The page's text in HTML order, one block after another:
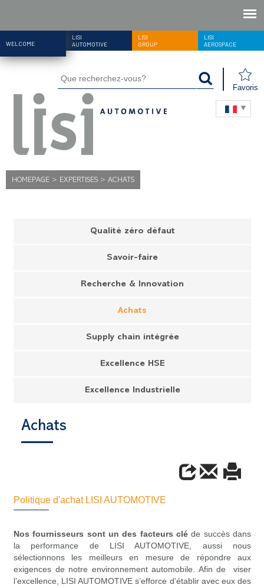
WELCOME
LISI
AUTOMOTIVE
LISI
GROUP
LISI
AEROSPACE
Favoris
HOMEPAGE > EXPERTISES > ACHATS
Qualité zéro défaut
Savoir-faire
Recherche & Innovation
Achats
Supply chain intégrée
Excellence HSE
Excellence Industrielle
Achats
Politique d'achat LISI AUTOMOTIVE
Nos fournisseurs sont un des facteurs clé de succès dans
la performance de LISI AUTOMOTIVE, aussi nous
sélectionnons les meilleurs en mesure de répondre aux
exigences de notre environnement automobile. Afin de viser
l’excellence, LISI AUTOMOTIVE s’efforce d’établir avec eux des